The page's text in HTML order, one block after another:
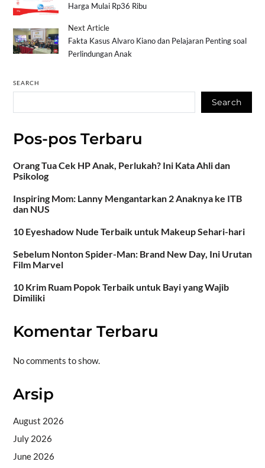
Harga Mulai Rp36 Ribu
Next Article
Fakta Kasus Alvaro Kiano dan Pelajaran Penting soal
Perlindungan Anak
SEARCH
Search
Pos-pos Terbaru
Orang Tua Cek HP Anak, Perlukah? Ini Kata Ahli dan
Psikolog
Inspiring Mom: Lanny Mengantarkan 2 Anaknya ke ITB
dan NUS
10 Eyeshadow Nude Terbaik untuk Makeup Sehari-hari
Sebelum Nonton Spider-Man: Brand New Day, Ini Urutan
Film Marvel
10 Krim Ruam Popok Terbaik untuk Bayi yang Wajib
Dimiliki
Komentar Terbaru
No comments to show.
Arsip
August 2026
July 2026
June 2026